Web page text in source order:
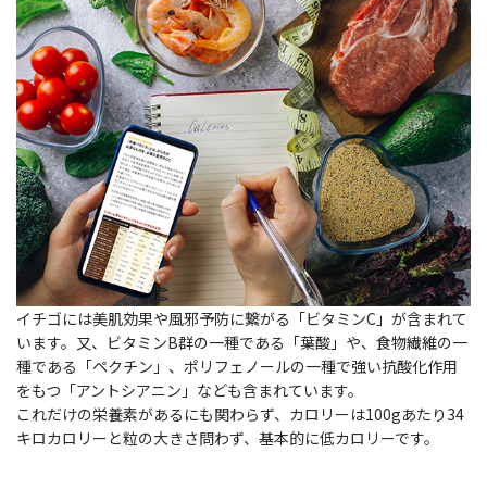
イチゴには美肌効果や風邪予防に繋がる「ビタミンC」が含まれて
います。又、ビタミンB群の一種である「葉酸」や、食物繊維の一
種である「ペクチン」、ポリフェノールの一種で強い抗酸化作用
をもつ「アントシアニン」なども含まれています。
これだけの栄養素があるにも関わらず、カロリーは100gあたり34
キロカロリーと粒の大きさ問わず、基本的に低カロリーです。